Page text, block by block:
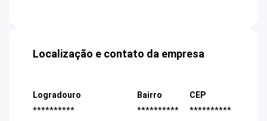
Localização e contato da empresa
Logradouro
**********
Bairro
**********
CEP
**********